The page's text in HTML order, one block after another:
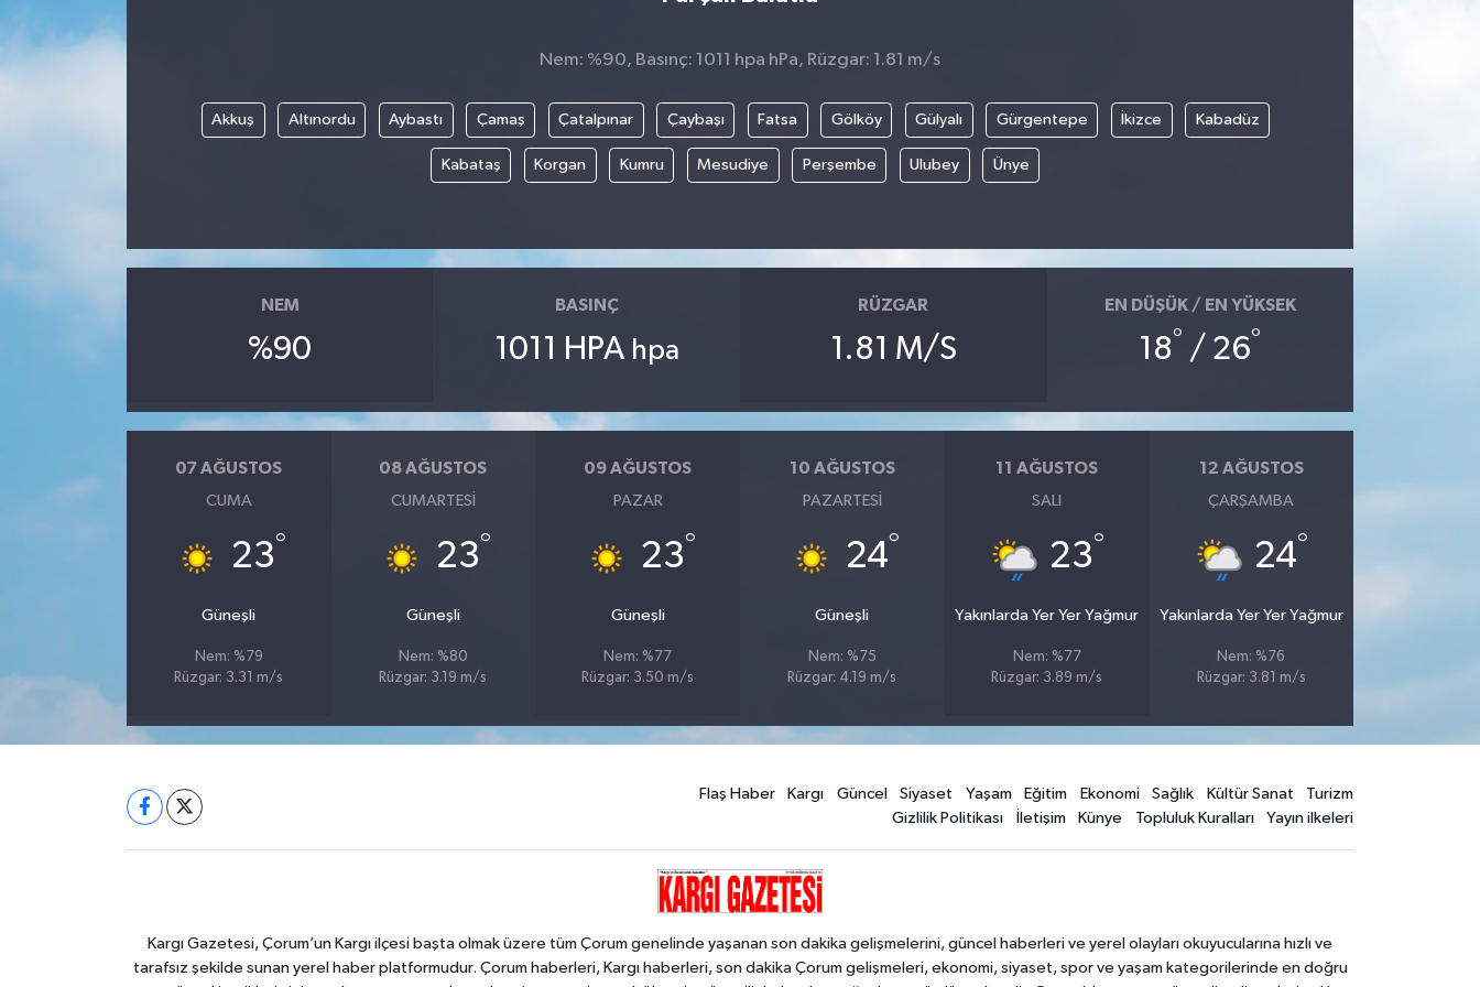
Nem: %90, Basınç: 1011 hpa hPa, Rüzgar: 1.81 m/s
Akkuş Altınordu Aybastı Çamaş Çatalpınar Çaybaşı Fatsa Gölköy Gülyalı Gürgentepe İkizce Kabadüz
Kabataş Korgan Kumru Mesudiye Perşembe Ulubey Ünye
NEM
%90
BASINÇ
1011 HPA hpa
RÜZGAR
1.81 M/S
EN DÜŞÜK / EN YÜKSEK
18° / 26°
07 AĞUSTOS
CUMA
23°
Güneşli
Nem: %79
Rüzgar: 3.31 m/s
08 AĞUSTOS
CUMARTESI
23°
Güneşli
Nem: %80
Rüzgar: 3.19 m/s
09 AĞUSTOS
PAZAR
23°
Güneşli
Nem: %77
Rüzgar: 3.50 m/s
10 AĞUSTOS
PAZARTESI
24°
Güneşli
Nem: %75
Rüzgar: 4.19 m/s
11 AĞUSTOS
SALI
23°
Yakınlarda Yer Yer Yağmur
Nem: %77
Rüzgar: 3.89 m/s
12 AĞUSTOS
ÇARŞAMBA
24°
Yakınlarda Yer Yer Yağmur
Nem: %76
Rüzgar: 3.81 m/s
Flaş Haber Kargı Güncel Siyaset Yaşam Eğitim Ekonomi Sağlık Kültür Sanat
Turizm
Gizlilik Politikası
İletişim Künye Topluluk Kuralları Yayın ilkeleri
Kargı Gazetesi, Çorum’un Kargı ilçesi başta olmak üzere tüm Çorum genelinde yaşanan son dakika gelişmelerini, güncel haberleri ve yerel olayları okuyucularına hızlı ve
tarafsız şekilde sunan yerel haber platformudur. Çorum haberleri, Kargı haberleri, son dakika Çorum gelişmeleri, ekonomi, siyaset, spor ve yaşam kategorilerinde en doğru